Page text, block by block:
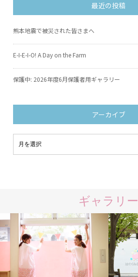
最近の投稿
熊本地震で被災された皆さまへ
E-I-E-I-O! A Day on the Farm
保護中: 2026年度6月保護者用ギャラリー
アーカイブ
ギャラリー